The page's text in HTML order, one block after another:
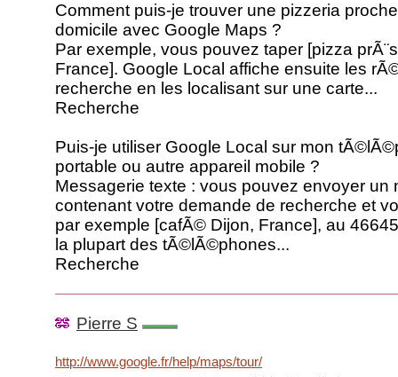
Comment puis-je trouver une pizzeria
domicile avec Google Maps ?
Par exemple, vous pouvez taper [pizza
France]. Google Local affiche ensuite les
recherche en les localisant sur une carte...
Recherche
Puis-je utiliser Google Local sur mon
portable ou autre appareil mobile ?
Messagerie texte : vous pouvez envoyer un
contenant votre demande de recherche et
par exemple [cafÃ© Dijon, France], au
la plupart des tÃ©lÃ©phones...
Recherche
Pierre S
http://www.google.fr/help/maps/tour/